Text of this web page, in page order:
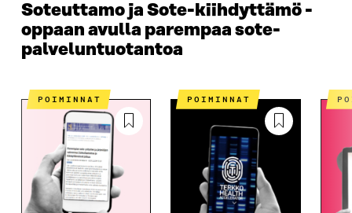
Soteuttamo ja Sote-kiihdyttämö -
oppaan avulla parempaa sote-
palveluntuotantoa
POIMINNAT POIMINNAT